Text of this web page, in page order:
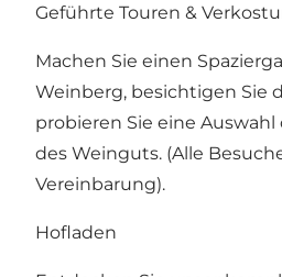
Geführte Touren &
Machen Sie einen
Weinberg, besichtigen Sie
probieren Sie eine
des Weinguts. (Alle
Vereinbarung).
Hofladen